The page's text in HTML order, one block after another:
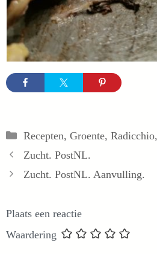
Categorieën
Recepten, Groente, Radicchio,
Zucht. PostNL.
Zucht. PostNL. Aanvulling.
Plaats een reactie
Waardering